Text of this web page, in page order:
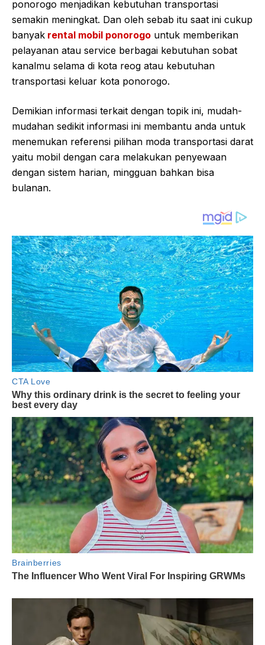
ponorogo menjadikan kebutuhan transportasi
semakin meningkat. Dan oleh sebab itu saat ini cukup
banyak rental mobil ponorogo untuk memberikan
pelayanan atau service berbagai kebutuhan sobat
kanalmu selama di kota reog atau kebutuhan
transportasi keluar kota ponorogo.
Demikian informasi terkait dengan topik ini, mudah-
mudahan sedikit informasi ini membantu anda untuk
menemukan referensi pilihan moda transportasi darat
yaitu mobil dengan cara melakukan penyewaan
dengan sistem harian, mingguan bahkan bisa
bulanan.